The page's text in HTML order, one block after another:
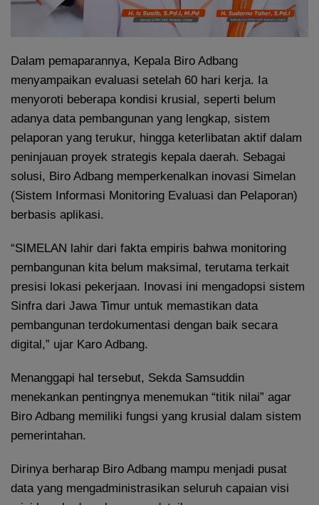
Dalam pemaparannya, Kepala Biro Adbang
menyampaikan evaluasi setelah 60 hari kerja. Ia
menyoroti beberapa kondisi krusial, seperti belum
adanya data pembangunan yang lengkap, sistem
pelaporan yang terukur, hingga keterlibatan aktif dalam
peninjauan proyek strategis kepala daerah. Sebagai
solusi, Biro Adbang memperkenalkan inovasi Simelan
(Sistem Informasi Monitoring Evaluasi dan Pelaporan)
berbasis aplikasi.
“SIMELAN lahir dari fakta empiris bahwa monitoring
pembangunan kita belum maksimal, terutama terkait
presisi lokasi pekerjaan. Inovasi ini mengadopsi sistem
Sinfra dari Jawa Timur untuk memastikan data
pembangunan terdokumentasi dengan baik secara
digital,” ujar Karo Adbang.
Menanggapi hal tersebut, Sekda Samsuddin
menekankan pentingnya menemukan “titik nilai” agar
Biro Adbang memiliki fungsi yang krusial dalam sistem
pemerintahan.
Dirinya berharap Biro Adbang mampu menjadi pusat
data yang mengadministrasikan seluruh capaian visi